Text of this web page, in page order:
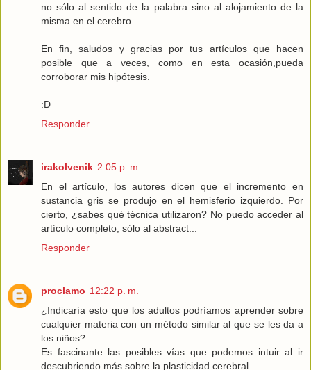
no sólo al sentido de la palabra sino al alojamiento de la
misma en el cerebro.
En fin, saludos y gracias por tus artículos que hacen
posible que a veces, como en esta ocasión,pueda
corroborar mis hipótesis.
:D
Responder
irakolvenik 2:05 p. m.
En el artículo, los autores dicen que el incremento en
sustancia gris se produjo en el hemisferio izquierdo. Por
cierto, ¿sabes qué técnica utilizaron? No puedo acceder al
artículo completo, sólo al abstract...
Responder
proclamo 12:22 p. m.
¿Indicaría esto que los adultos podríamos aprender sobre
cualquier materia con un método similar al que se les da a
los niños?
Es fascinante las posibles vías que podemos intuir al ir
descubriendo más sobre la plasticidad cerebral.